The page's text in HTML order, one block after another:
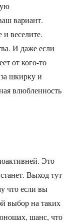
вариант.
и веселите.
И даже если
от кого-то
шкирку и
влюбленность
Это
Выход тут
что если вы
выбор на таких
шанс, что